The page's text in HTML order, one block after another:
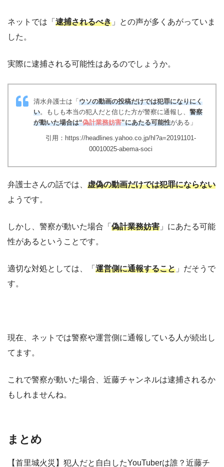
ネットでは「 逮捕されるべき 」との声が多くあがっていま
した。
実際に逮捕される可能性はあるのでしょうか。
清水弁護士は「 ウソの動画の投稿だけでは犯罪になりにく
い。もしも本当の犯人だと信じた方が警察に通報し、 警察
が動いた場合は“偽計業務妨害”にあたる可能性がある」
引用：https://headlines.yahoo.co.jp/hl?a=20191101-
00010025-abema-soci
弁護士さんの話では、 虚偽の動画だけでは犯罪にならない
ようです。
しかし、警察が動いた場合「 偽計業務妨害 」にあたる可能
性があるということです。
適切な対処としては、「 運営側に通報すること 」だそうで
す。
現在、ネットでは警察や運営側に通報している人が続出し
てます。
これで警察が動いた場合、近藤チャンネルは逮捕されるか
もしれませんね。
まとめ
【首里城火災】犯人だと自白したYouTuberは誰？近藤チ